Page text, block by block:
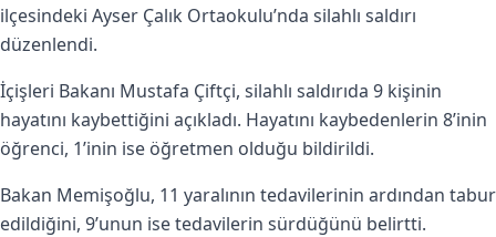
ilçesindeki Ayser Çalık Ortaokulu’nda silahlı saldırı
düzenlendi.
İçişleri Bakanı Mustafa Çiftçi, silahlı saldırıda 9 kişinin
hayatını kaybettiğini açıkladı. Hayatını kaybedenlerin 8’inin
öğrenci, 1’inin ise öğretmen olduğu bildirildi.
Bakan Memişoğlu, 11 yaralının tedavilerinin ardından tabur
edildiğini, 9’unun ise tedavilerin sürdüğünü belirtti.